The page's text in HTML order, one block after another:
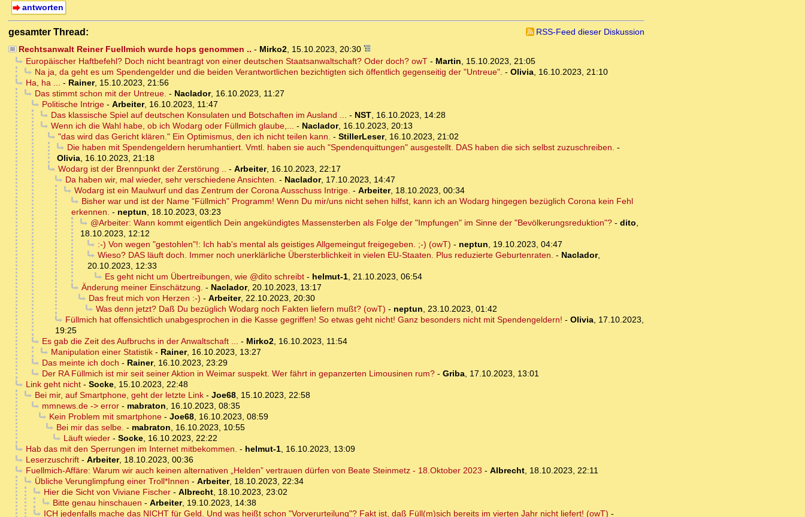
antworten
gesamter Thread:
RSS-Feed dieser Diskussion
Rechtsanwalt Reiner Fuellmich wurde hops genommen .. - Mirko2, 15.10.2023, 20:30
Europäischer Haftbefehl? Doch nicht beantragt von einer deutschen Staatsanwaltschaft? Oder doch? owT- Martin, 15.10.2023, 21:05
Na ja, da geht es um Spendengelder und die beiden Verantwortlichen bezichtigten sich öffentlich gegenseitig der "Untreue". - Olivia, 16.10.2023, 21:10
Ha, ha ... - Rainer, 15.10.2023, 21:56
Das stimmt schon mit der Untreue. - Naclador, 16.10.2023, 11:27
Politische Intrige- Arbeiter, 16.10.2023, 11:47
Das klassische Spiel auf deutschen Konsulaten und Botschaften im Ausland ... - NST, 16.10.2023, 14:28
Wenn ich die Wahl habe, ob ich Wodarg oder Füllmich glaube,... - Naclador, 16.10.2023, 20:13
"das wird das Gericht klären." Ein Optimismus, den ich nicht teilen kann. - StillerLeser, 16.10.2023, 21:02
Die haben mit Spendengeldern herumhantiert. Vmtl. haben sie auch "Spendenquittungen" ausgestellt. DAS haben die sich selbst zuzuschreiben. -
Olivia, 16.10.2023, 21:18
Wodarg ist der Brennpunkt der Zerstörung .. - Arbeiter, 16.10.2023, 22:17
Da haben wir, mal wieder, sehr verschiedene Ansichten. - Naclador, 17.10.2023, 14:47
Wodarg ist ein Maulwurf und das Zentrum der Corona Ausschuss Intrige. - Arbeiter, 18.10.2023, 00:34
Bisher war und ist der Name "Füllmich" Programm! Wenn Du mir/uns nicht sehen hilfst, kann ich an Wodarg hingegen bezüglich Corona kein Fehl
erkennen. - neptun, 18.10.2023, 03:23
@Arbeiter: Wann kommt eigentlich Dein angekündigtes Massensterben als Folge der "Impfungen" im Sinne der "Bevölkerungsreduktion"?- dito,
18.10.2023, 12:12
:-) Von wegen "gestohlen"!: Ich hab's mental als geistiges Allgemeingut freigegeben. ;-) (owT) - neptun, 19.10.2023, 04:47
Wieso? DAS läuft doch. Immer noch unerklärliche Übersterblichkeit in vielen EU-Staaten. Plus reduzierte Geburtenraten. - Naclador,
20.10.2023, 12:33
Es geht nicht um Übertreibungen, wie @dito schreibt- helmut-1, 21.10.2023, 06:54
Änderung meiner Einschätzung. - Naclador, 20.10.2023, 13:17
Das freut mich von Herzen :-) - Arbeiter, 22.10.2023, 20:30
Was denn jetzt? Daß Du bezüglich Wodarg noch Fakten liefern mußt? (owT) - neptun, 23.10.2023, 01:42
Füllmich hat offensichtlich unabgesprochen in die Kasse gegriffen! So etwas geht nicht! Ganz besonders nicht mit Spendengeldern! - Olivia, 17.10.2023,
19:25
Es gab die Zeit des Aufbruchs in der Anwaltschaft ... - Mirko2, 16.10.2023, 11:54
Manipulation einer Statistik- Rainer, 16.10.2023, 13:27
Das meinte ich doch - Rainer, 16.10.2023, 23:29
Der RA Füllmich ist mir seit seiner Aktion in Weimar suspekt. Wer fährt in gepanzerten Limousinen rum?- Griba, 17.10.2023, 13:01
Link geht nicht- Socke, 15.10.2023, 22:48
Bei mir, auf Smartphone, geht der letzte Link- Joe68, 15.10.2023, 22:58
mmnews.de -> error- mabraton, 16.10.2023, 08:35
Kein Problem mit smartphone- Joe68, 16.10.2023, 08:59
Bei mir das selbe. - mabraton, 16.10.2023, 10:55
Läuft wieder- Socke, 16.10.2023, 22:22
Hab das mit den Sperrungen im Internet mitbekommen. - helmut-1, 16.10.2023, 13:09
Leserzuschrift- Arbeiter, 18.10.2023, 00:36
Fuellmich-Affäre: Warum wir auch keinen alternativen „Helden” vertrauen dürfen von Beate Steinmetz - 18.Oktober 2023 - Albrecht, 18.10.2023, 22:11
Übliche Verunglimpfung einer Troll*Innen - Arbeiter, 18.10.2023, 22:34
Hier die Sicht von Viviane Fischer- Albrecht, 18.10.2023, 23:02
Bitte genau hinschauen - Arbeiter, 19.10.2023, 14:38
ICH jedenfalls mache das NICHT für Geld. Und was heißt schon "Vorverurteilung"? Fakt ist, daß Füll(m)sich bereits im vierten Jahr nicht liefert! (owT) -